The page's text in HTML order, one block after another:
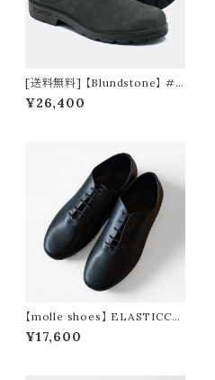
[送料無料] 【Blundstone】 #2
420 ORIGINALS CLOG rusti
c black
¥26,400
【molle shoes】 ELASTICCO
RD JAZZ
¥17,600